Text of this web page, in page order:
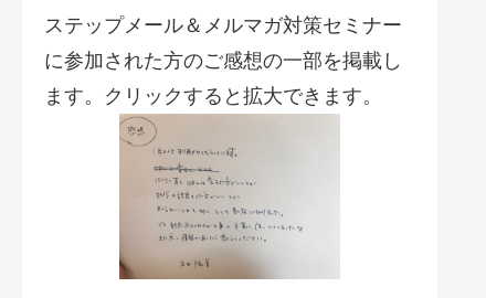
ステップメール＆メルマガ対策セミナー
に参加された方のご感想の一部を掲載し
ます。クリックすると拡大できます。